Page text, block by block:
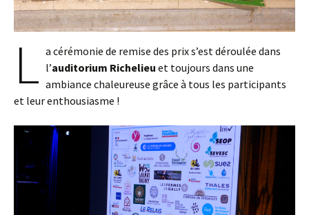
L a cérémonie de remise des prix s’est déroulée dans
l’auditorium Richelieu et toujours dans une
ambiance chaleureuse grâce à tous les participants
et leur enthousiasme !